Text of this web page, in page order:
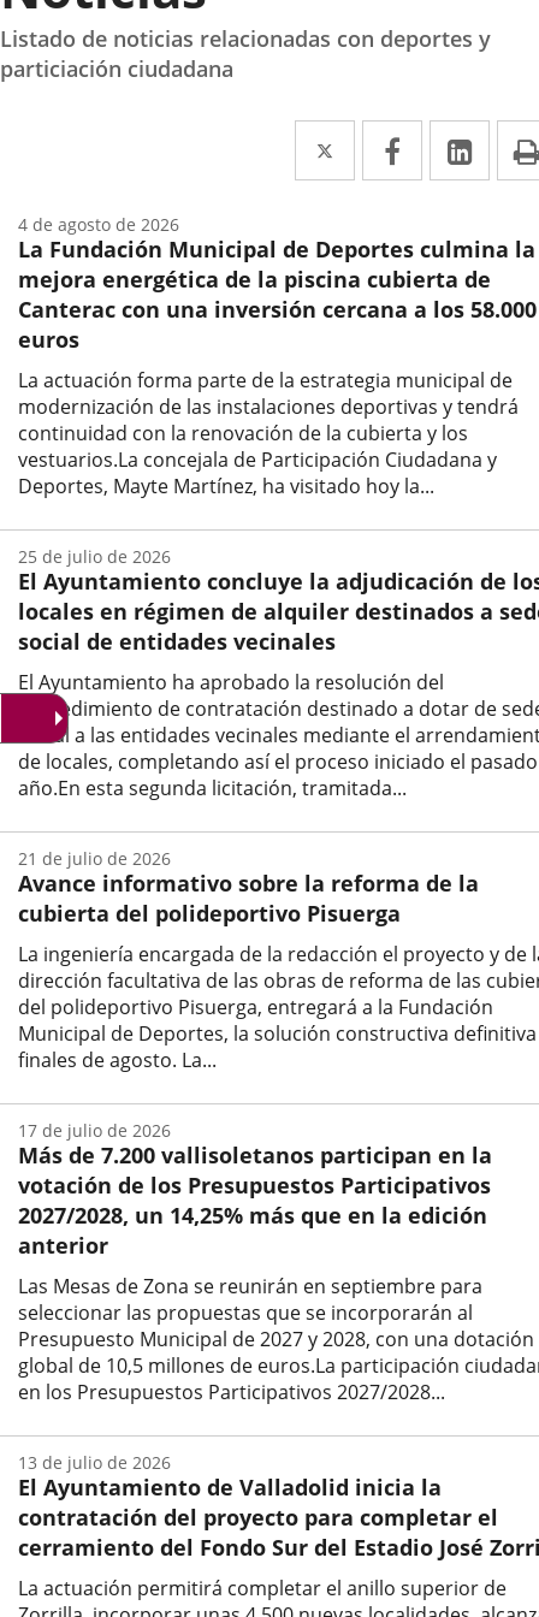
Listado de noticias relacionadas con deportes y
particiación ciudadana
Twitter
Enlace
a
aplicación
externa.
Facebook
Enlace
a
aplicación
externa.
a
La Fundación Municipal de Deportes culmina la
mejora energética de la piscina cubierta de
Canterac con una inversión cercana a los 58.000
euros
La actuación forma parte de la estrategia municipal de
modernización de las instalaciones deportivas y tendrá
continuidad con la renovación de la cubierta y los
vestuarios.La concejala de Participación Ciudadana y
Deportes, Mayte Martínez, ha visitado hoy la...
la
noticia
4 de agosto de 2026
El Ayuntamiento concluye la adjudicación de
locales en régimen de alquiler destinados a
social de entidades vecinales
El Ayuntamiento ha aprobado la resolución del
procedimiento de contratación destinado a dotar de
social a las entidades vecinales mediante el
de locales, completando así el proceso iniciado el pasado
año.En esta segunda licitación, tramitada...
la
noticia
25 de julio de 2026
Avance informativo sobre la reforma de la
cubierta del polideportivo Pisuerga
La ingeniería encargada de la redacción el proyecto y de
dirección facultativa de las obras de reforma de las
del polideportivo Pisuerga, entregará a la Fundación
Municipal de Deportes, la solución constructiva
finales de agosto. La...
la
noticia
21 de julio de 2026
Más de 7.200 vallisoletanos participan en la
votación de los Presupuestos Participativos
2027/2028, un 14,25% más que en la edición
anterior
Las Mesas de Zona se reunirán en septiembre para
seleccionar las propuestas que se incorporarán al
Presupuesto Municipal de 2027 y 2028, con una dotación
global de 10,5 millones de euros.La participación
en los Presupuestos Participativos 2027/2028...
la
noticia
17 de julio de 2026
El Ayuntamiento de Valladolid inicia la
contratación del proyecto para completar el
cerramiento del Fondo Sur del Estadio José
La actuación permitirá completar el anillo superior de
13 de julio de 2026